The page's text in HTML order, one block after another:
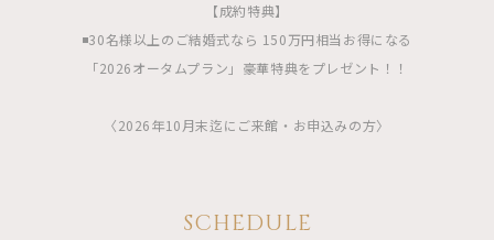
【成約特典】
◾️30名様以上のご結婚式なら 150万円相当お得になる
「2026オータムプラン」豪華特典をプレゼント！！
〈2026年10月末迄にご来館・お申込みの方〉
SCHEDULE